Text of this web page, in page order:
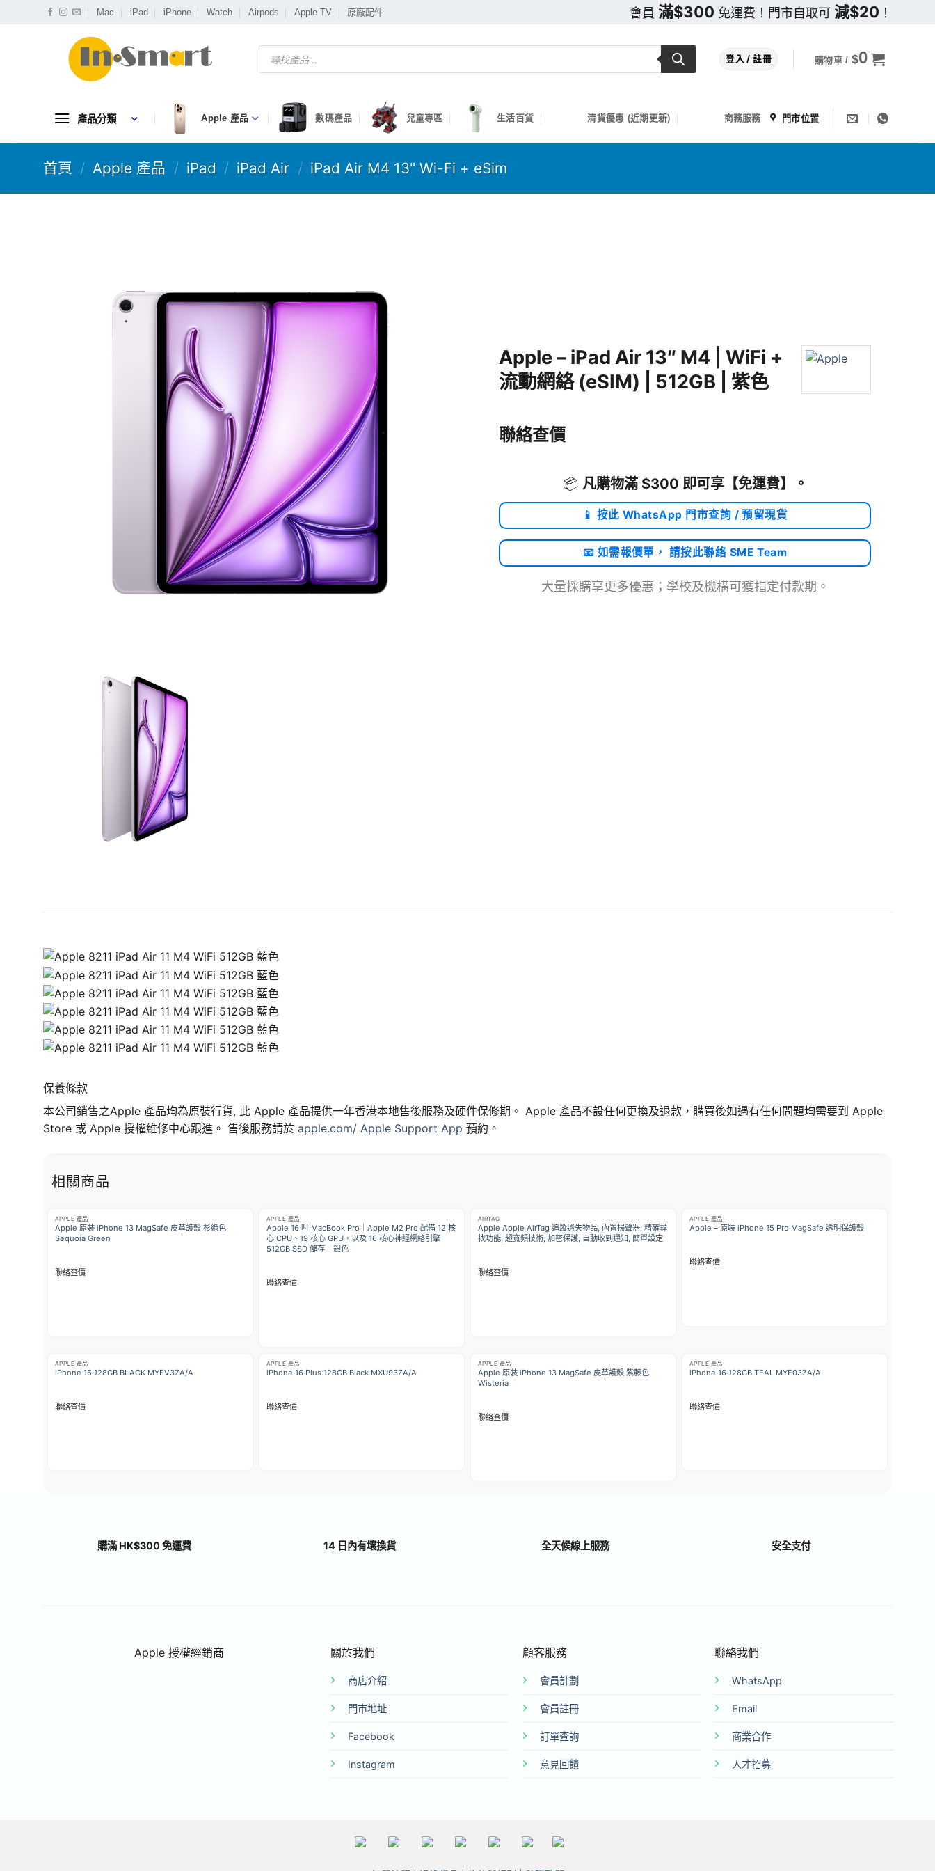
Mac iPad iPhone Watch Airpods Apple TV 原廠配件 會員 滿$300 免運費！門市自取可 減$20 ！
Products
search
登入 / 註冊 購物車 / $0
產品分類 Apple 產品 數碼產品 兒童專區 生活百貨 清貨優惠 (近期更新) 商務服務 門市位置
首頁 / Apple 產品 / iPad / iPad Air / iPad Air M4 13" Wi-Fi + eSim
Apple – iPad Air 13″ M4 | WiFi +
流動網絡 (eSIM) | 512GB | 紫色
聯絡查價
📦 凡購物滿 $300 即可享【免運費】 。
📱 按此 WhatsApp 門市查詢 / 預留現貨
📧 如需報價單， 請按此聯絡 SME Team
大量採購享更多優惠；學校及機構可獲指定付款期。
保養條款
本公司銷售之Apple 產品均為原裝行貨, 此 Apple 產品提供一年香港本地售後服務及硬件保修期。 Apple 產品不設任何更換及退款，購買後如遇有任何問題均需要到 Apple
Store 或 Apple 授權維修中心跟進。 售後服務請於 apple.com/ Apple Support App 預約。
相關商品
APPLE 產品
Apple 原裝 iPhone 13 MagSafe 皮革護殼 杉綠色
Sequoia Green
聯絡查價
APPLE 產品
Apple 16 吋 MacBook Pro｜Apple M2 Pro 配備 12 核
心 CPU、19 核心 GPU，以及 16 核心神經網絡引擎
512GB SSD 儲存 – 銀色
聯絡查價
AIRTAG
Apple Apple AirTag 追蹤遺失物品, 內置揚聲器, 精確尋
找功能, 超寬頻技術, 加密保護, 自動收到通知, 簡單設定
聯絡查價
APPLE 產品
Apple – 原裝 iPhone 15 Pro MagSafe 透明保護殼
聯絡查價
APPLE 產品
iPhone 16 128GB BLACK MYEV3ZA/A
聯絡查價
APPLE 產品
iPhone 16 Plus 128GB Black MXU93ZA/A
聯絡查價
APPLE 產品
Apple 原裝 iPhone 13 MagSafe 皮革護殼 紫藤色
Wisteria
聯絡查價
APPLE 產品
iPhone 16 128GB TEAL MYF03ZA/A
聯絡查價
購滿 HK$300 免運費 14 日內有壞換貨 全天候線上服務 安全支付
Apple 授權經銷商 關於我們
商店介紹
門市地址
Facebook
Instagram
顧客服務
會員計劃
會員註冊
訂單查詢
意見回饋
聯絡我們
WhatsApp
Email
商業合作
人才招募